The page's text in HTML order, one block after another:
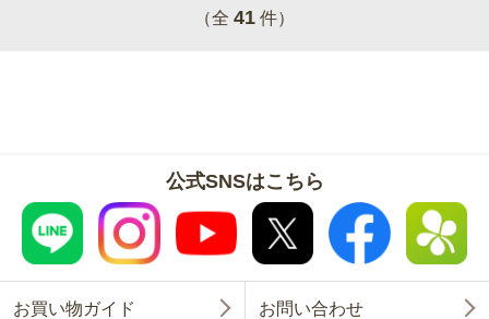
（全 41 件）
公式SNSはこちら
お買い物ガイド お問い合わせ